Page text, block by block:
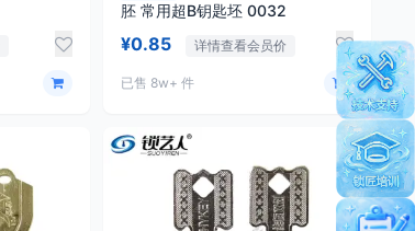
胚 常用超B钥匙坯 0032
¥0.85 详情查看会员价
已售 8w+ 件